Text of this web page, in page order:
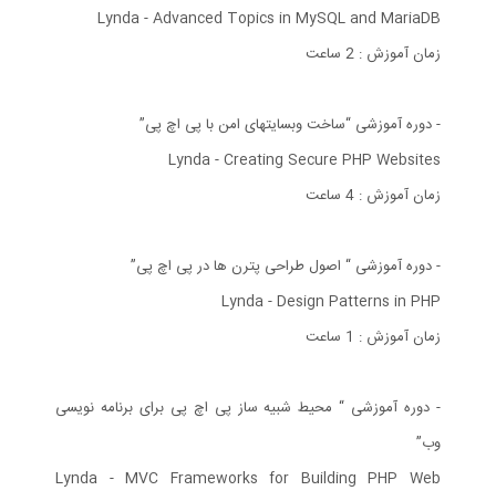
Lynda - Advanced Topics in MySQL and MariaDB
زمان آموزش : 2 ساعت
- دوره آموزشی “ساخت وبسایتهای امن با پی اچ پی”
Lynda - Creating Secure PHP Websites
زمان آموزش : 4 ساعت
- دوره آموزشی “ اصول طراحی پترن ها در پی اچ پی”
Lynda - Design Patterns in PHP
زمان آموزش : 1 ساعت
- دوره آموزشی “ محیط شبیه ساز پی اچ پی برای برنامه نویسی
وب”
Lynda - MVC Frameworks for Building PHP Web